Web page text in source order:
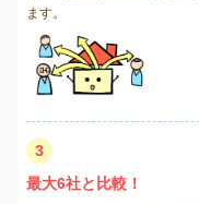
ます。
3
最大6社と比較！